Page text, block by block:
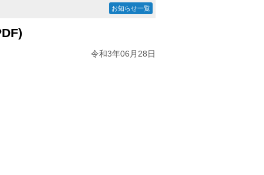
お知らせ一覧
令和3年06月28日